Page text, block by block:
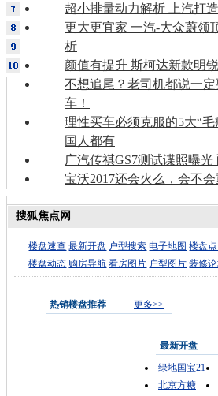
超小排量动力解析 上汽打
更大更宜家 一汽-大众蔚领
析
颜值有提升 斯柯达新款明
不想追尾？老司机都说一
车！
理性买车必须克服的5大“毛
国人都有
广汽传祺GS7测试谍照曝光
宝沃2017还会火么，会不
搜狐焦点网
楼盘速查 最新开盘 户型搜索 电子地图 楼盘
楼盘动态 购房导航 看房图片 户型图片 装修
热销楼盘推荐 更多>>
最新开盘
绿地国宝21
北京方糖